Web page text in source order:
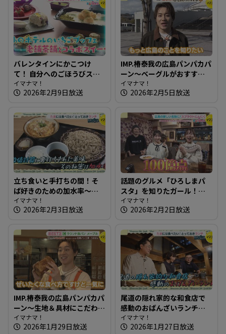
バレンタインにかこつけ
て！ 自分へのごほうびスイ
ーツを知りたガール【街ネ
タ！知りたガール】
イマナマ！
2026年2月9日放送
IMP.椿泰我の広島パンパカパ
ーン～ベーグルがおすす
め！生ドーナツも絶品のパ
ン屋さん
イマナマ！
2026年2月5日放送
立ち食いと手打ちの間！そ
ば好きのための加水率～江
戸そば 孫吉【たまにはそと
ランチ】
イマナマ！
2026年2月3日放送
話題のグルメ「ひろしまパ
スタ」を知りたガール！
【街ネタ！知りたガール】
イマナマ！
2026年2月2日放送
IMP.椿泰我の広島パンパカパ
ーン～生地＆具材にこだわ
り！石窯で焼くパン屋さん
イマナマ！
2026年1月29日放送
尾道の隠れ家的な和食店で
感動のおばんざいランチ～
高原誠吉食堂【たまにはそ
とランチ】
イマナマ！
2026年1月27日放送